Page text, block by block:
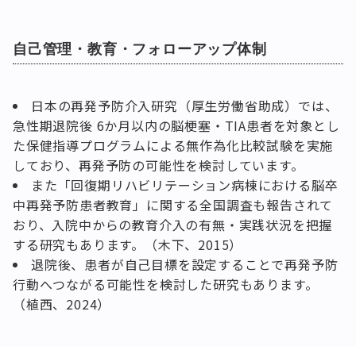
自己管理・教育・フォローアップ体制
日本の再発予防介入研究（厚生労働省助成）では、
急性期退院後 6か月以内の脳梗塞・TIA患者を対象とし
た保健指導プログラムによる無作為化比較試験を実施
しており、再発予防の可能性を検討しています。
また「回復期リハビリテーション病棟における脳卒
中再発予防患者教育」に関する全国調査も報告されて
おり、入院中からの教育介入の有無・実践状況を把握
する研究もあります。（木下、2015）
退院後、患者が自己目標を設定することで再発予防
行動へつながる可能性を検討した研究もあります。
（植西、2024）